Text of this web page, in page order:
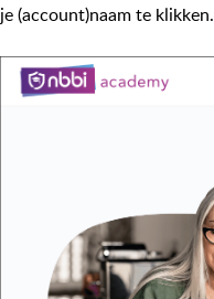
je (account)naam te klikken.